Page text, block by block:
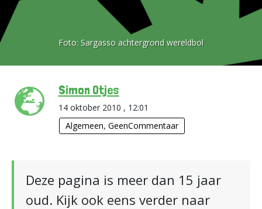
Foto: Sargasso achtergrond wereldbol
Simon Otjes
14 oktober 2010 , 12:01
Algemeen, GeenCommentaar
Deze pagina is meer dan 15 jaar
oud. Kijk ook eens verder naar